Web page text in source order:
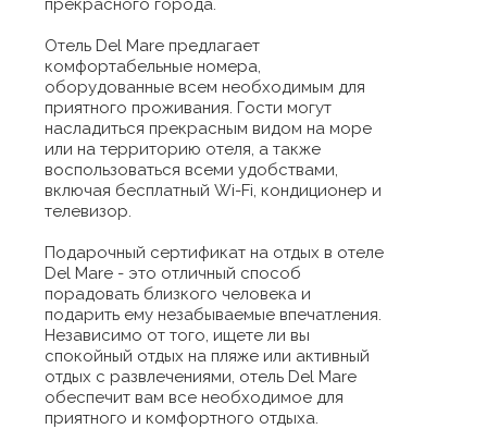
Отель Del Mare предлагает
комфортабельные номера,
оборудованные всем необходимым для
приятного проживания. Гости могут
насладиться прекрасным видом на море
или на территорию отеля, а также
воспользоваться всеми удобствами,
включая бесплатный Wi-Fi, кондиционер и
телевизор.
Подарочный сертификат на отдых в отеле
Del Mare - это отличный способ
порадовать близкого человека и
подарить ему незабываемые впечатления.
Независимо от того, ищете ли вы
спокойный отдых на пляже или активный
отдых с развлечениями, отель Del Mare
обеспечит вам все необходимое для
приятного и комфортного отдыха.